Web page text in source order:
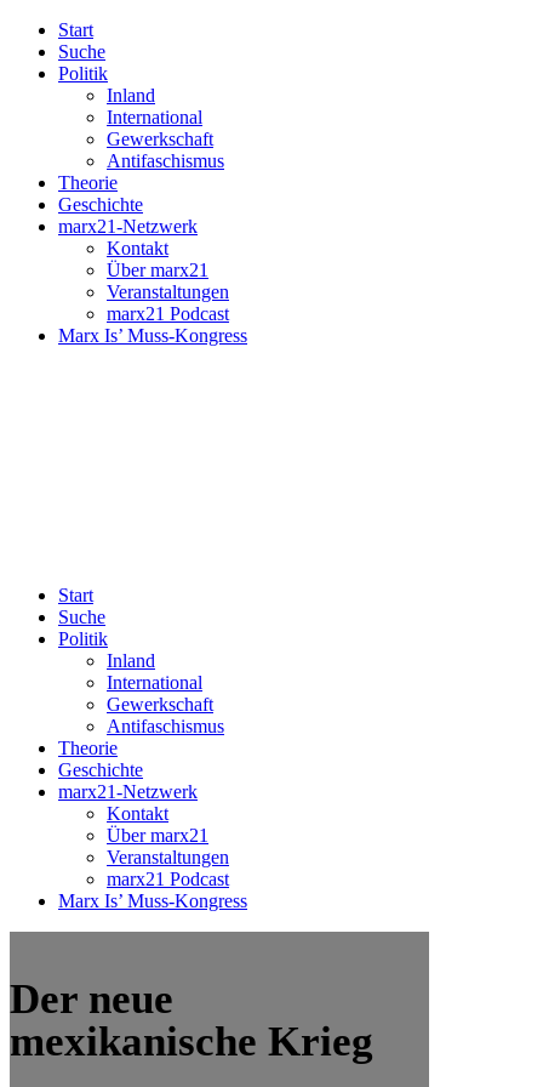
Start
Suche
Politik
Inland
International
Gewerkschaft
Antifaschismus
Theorie
Geschichte
marx21-Netzwerk
Kontakt
Über marx21
Veranstaltungen
marx21 Podcast
Marx Is’ Muss-Kongress
Start
Suche
Politik
Inland
International
Gewerkschaft
Antifaschismus
Theorie
Geschichte
marx21-Netzwerk
Kontakt
Über marx21
Veranstaltungen
marx21 Podcast
Marx Is’ Muss-Kongress
Der neue
mexikanische Krieg